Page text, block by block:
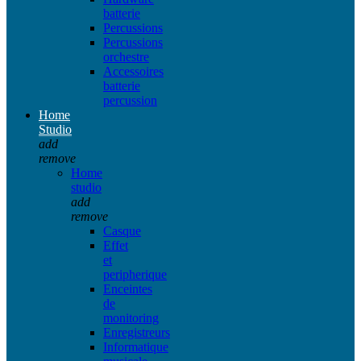
batterie
Percussions
Percussions
orchestre
Accessoires
batterie
percussion
Home
Studio
add
remove
Home
studio
add
remove
Casque
Effet
et
peripherique
Enceintes
de
monitoring
Enregistreurs
Informatique